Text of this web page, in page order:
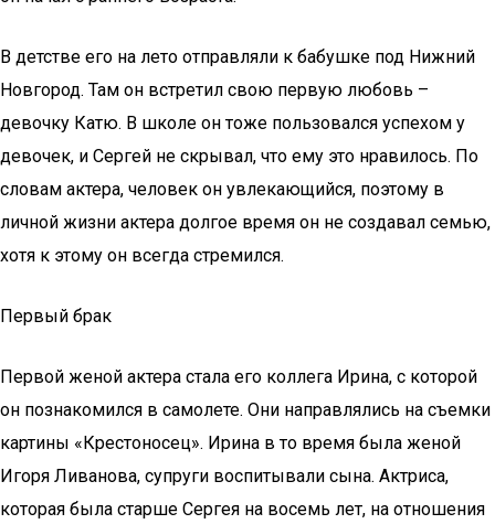
В детстве его на лето отправляли к бабушке под Нижний
Новгород. Там он встретил свою первую любовь –
девочку Катю. В школе он тоже пользовался успехом у
девочек, и Сергей не скрывал, что ему это нравилось. По
словам актера, человек он увлекающийся, поэтому в
личной жизни актера долгое время он не создавал семью,
хотя к этому он всегда стремился.
Первый брак
Первой женой актера стала его коллега Ирина, с которой
он познакомился в самолете. Они направлялись на съемки
картины «Крестоносец». Ирина в то время была женой
Игоря Ливанова, супруги воспитывали сына. Актриса,
которая была старше Сергея на восемь лет, на отношения